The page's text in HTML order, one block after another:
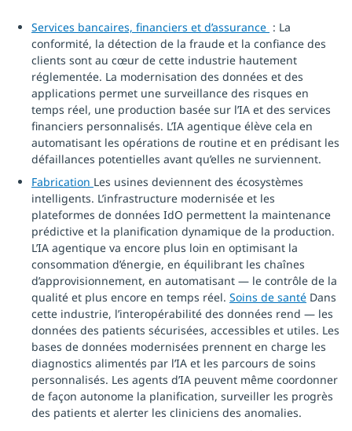
Services bancaires, financiers et d’assurance : La
conformité, la détection de la fraude et la confiance des
clients sont au cœur de cette industrie hautement
réglementée. La modernisation des données et des
applications permet une surveillance des risques en
temps réel, une production basée sur l’IA et des services
financiers personnalisés. L’IA agentique élève cela en
automatisant les opérations de routine et en prédisant les
défaillances potentielles avant qu’elles ne surviennent.
Fabrication Les usines deviennent des écosystèmes
intelligents. L’infrastructure modernisée et les
plateformes de données IdO permettent la maintenance
prédictive et la planification dynamique de la production.
L’IA agentique va encore plus loin en optimisant la
consommation d’énergie, en équilibrant les chaînes
d’approvisionnement, en automatisant — le contrôle de la
qualité et plus encore en temps réel. Soins de santé Dans
cette industrie, l’interopérabilité des données rend — les
données des patients sécurisées, accessibles et utiles. Les
bases de données modernisées prennent en charge les
diagnostics alimentés par l’IA et les parcours de soins
personnalisés. Les agents d’IA peuvent même coordonner
de façon autonome la planification, surveiller les progrès
des patients et alerter les cliniciens des anomalies.